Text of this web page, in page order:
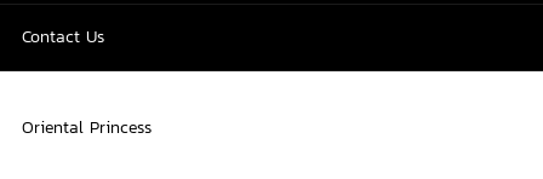
Contact Us
Oriental Princess